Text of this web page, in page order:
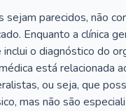
sejam parecidos, não
Enquanto a clínica
o diagnóstico do
está relacionada
ou seja, que
mas não são